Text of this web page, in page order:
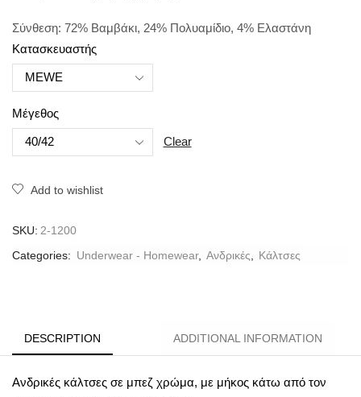
Σύνθεση: 72% Βαμβάκι, 24% Πολυαμίδιο, 4% Ελαστάνη
Κατασκευαστής
Μέγεθος
Clear
Add to wishlist
SKU: 2-1200
Categories: Underwear - Homewear, Ανδρικές, Κάλτσες
DESCRIPTION ADDITIONAL INFORMATION
Ανδρικές κάλτσες σε μπεζ χρώμα, με μήκος κάτω από τον